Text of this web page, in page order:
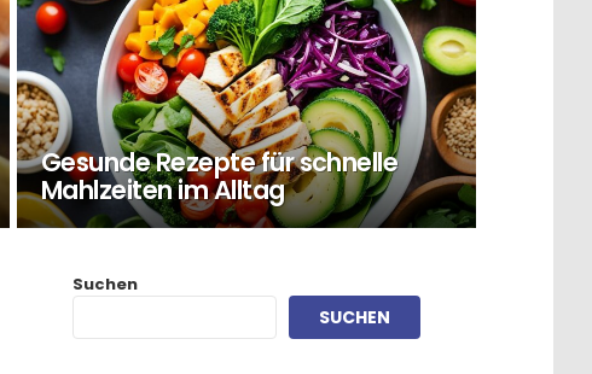
Gesunde Rezepte für schnelle
Mahlzeiten im Alltag
Suchen
SUCHEN